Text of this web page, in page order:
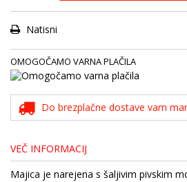
Natisni
OMOGOČAMO VARNA PLAČILA
Do brezplačne dostave vam
VEČ INFORMACIJ
Majica je narejena s šaljivim pivskim